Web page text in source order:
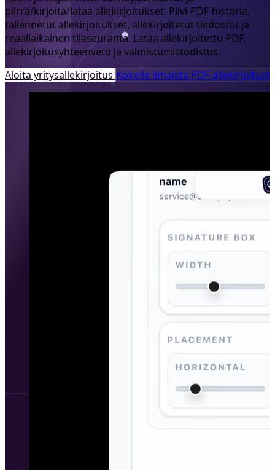
piirrä/kirjoita/lataa allekirjoitukset. Pilvi-PDF-historia,
tallennetut allekirjoitukset, allekirjoitetut tiedostot ja
reaaliaikainen tilaseuranta. Lataa allekirjoitettu PDF,
allekirjoitusyhteenveto ja valmistumistodistus.
Aloita yritysallekirjoitus Kokeile ilmaista PDF-allekirjoitusta